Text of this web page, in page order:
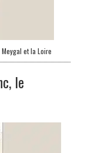
et la Loire
le